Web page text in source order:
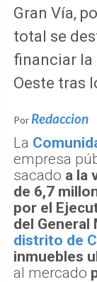
Gran Vía,
total se
financiar la
Oeste tras
Por Redaccion
La
empresa
sacado a la
de 6,7
por el
del General
distrito de
inmuebles
al mercado